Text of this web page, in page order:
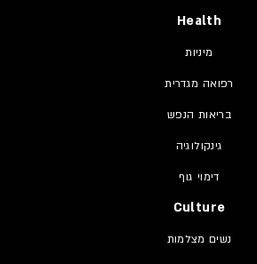
Health
מיניות
רפואה מגדרית
בריאות הנפש
גינקולוגיה
דימוי גוף
Culture
נשים מצלמות